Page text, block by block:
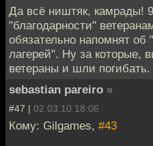
Да всё ништяк, камрады!
"благодарности"
обязательно напомнят об
лагерей". Ну за которые,
ветераны и шли погибать.
sebastian pareiro »
#47 | 02.03.10 18:06
Кому: Gilgames, #43